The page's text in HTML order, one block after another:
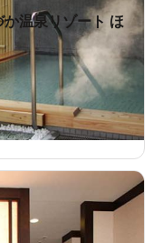
温泉リゾート ほ